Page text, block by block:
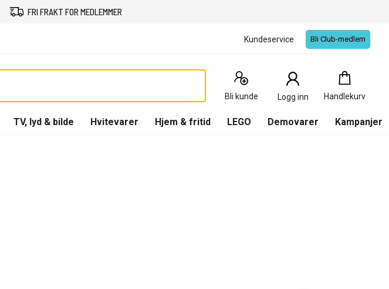
FRI FRAKT FOR MEDLEMMER
Kundeservice Bli Club-medlem
Bli kunde Logg inn Handlekurv
Handlekurv
0
Produkter
TV, lyd & bilde Hvitevarer Hjem & fritid LEGO Demovarer Kampanjer